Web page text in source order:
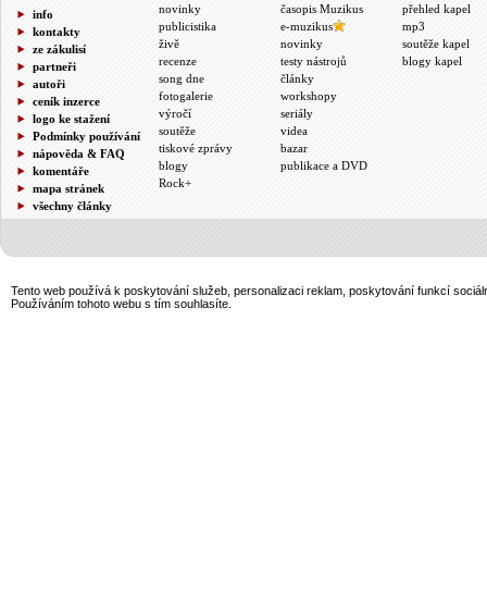
info
kontakty
ze zákulisí
partneři
autoři
ceník inzerce
logo ke stažení
Podmínky používání
nápověda & FAQ
komentáře
mapa stránek
všechny články
novinky
publicistika
živě
recenze
song dne
fotogalerie
výročí
soutěže
tiskové zprávy
blogy
Rock+
časopis Muzikus
e-muzikus
novinky
testy nástrojů
články
workshopy
seriály
videa
bazar
publikace a DVD
přehled kapel
mp3
soutěže kapel
blogy kapel
Tento web používá k poskytování služeb, personalizaci reklam, poskytování funkcí
Používáním tohoto webu s tím souhlasíte.